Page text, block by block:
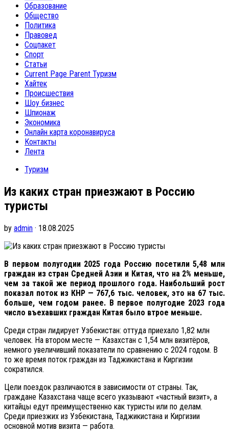
Образование
Общество
Политика
Правовед
Соцпакет
Спорт
Статьи
Current Page Parent Туризм
Хайтек
Происшествия
Шоу бизнес
Шпионаж
Экономика
Онлайн карта коронавируса
Контакты
Лента
Туризм
Из каких стран приезжают в Россию
туристы
by admin · 18.08.2025
В первом полугодии 2025 года Россию посетили 5,48 млн
граждан из стран Средней Азии и Китая, что на 2% меньше,
чем за такой же период прошлого года. Наибольший рост
показал поток из КНР — 767,6 тыс. человек, это на 67 тыс.
больше, чем годом ранее. В первое полугодие 2023 года
число въехавших граждан Китая было втрое меньше.
Среди стран лидирует Узбекистан: оттуда приехало 1,82 млн
человек. На втором месте — Казахстан с 1,54 млн визитёров,
немного увеличивший показатели по сравнению с 2024 годом. В
то же время поток граждан из Таджикистана и Киргизии
сократился.
Цели поездок различаются в зависимости от страны. Так,
граждане Казахстана чаще всего указывают «частный визит», а
китайцы едут преимущественно как туристы или по делам.
Среди приезжих из Узбекистана, Таджикистана и Киргизии
основной мотив визита — работа.